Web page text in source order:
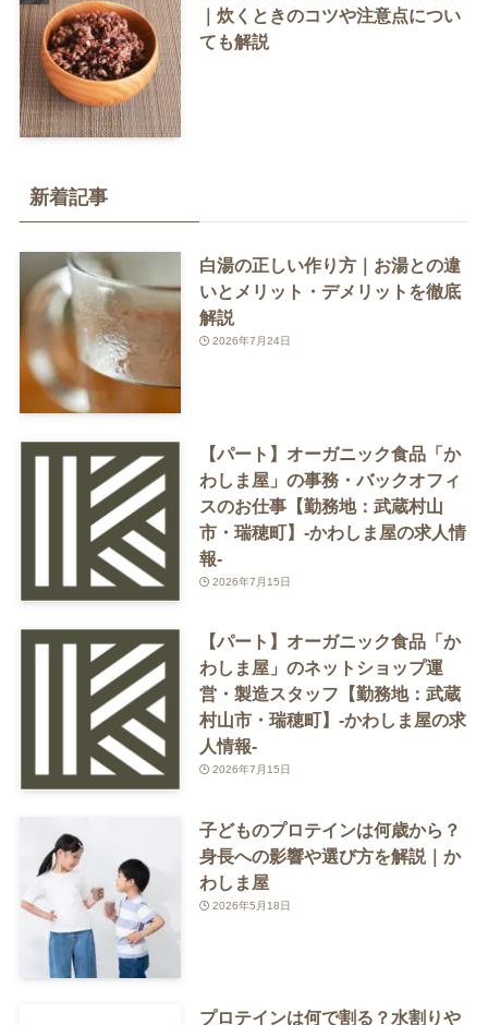
｜炊くときのコツや注意点につい
ても解説
新着記事
白湯の正しい作り方｜お湯との違
いとメリット・デメリットを徹底
解説
2026年7月24日
【パート】オーガニック食品「か
わしま屋」の事務・バックオフィ
スのお仕事【勤務地：武蔵村山
市・瑞穂町】-かわしま屋の求人情
報-
2026年7月15日
【パート】オーガニック食品「か
わしま屋」のネットショップ運
営・製造スタッフ【勤務地：武蔵
村山市・瑞穂町】-かわしま屋の求
人情報-
2026年7月15日
子どものプロテインは何歳から？
身長への影響や選び方を解説｜か
わしま屋
2026年5月18日
プロテインは何で割る？水割りや